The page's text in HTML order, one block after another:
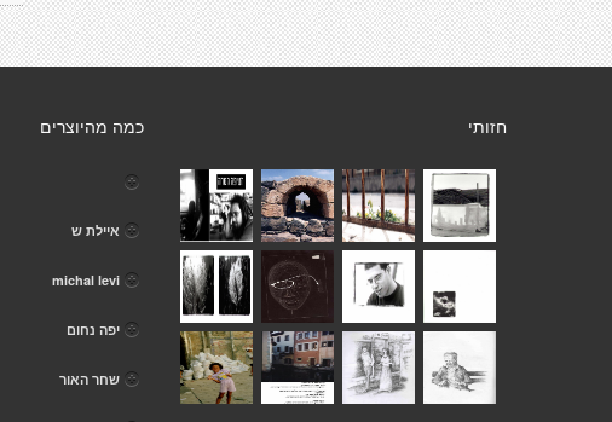
כמה מהיוצרים
איילת ש
michal levi
יפה נחום
שחר האור
חזותי